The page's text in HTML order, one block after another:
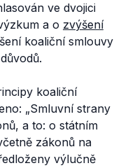
ve dvojici
a o zvýšení
koaliční smlouvy
koaliční
„Smluvní strany
a to: o státním
zákonů na
výlučně